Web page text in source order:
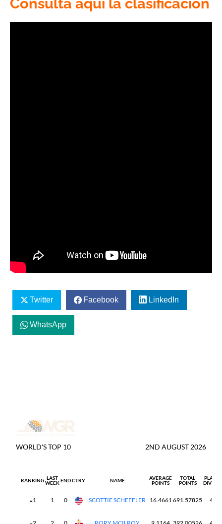
Twitter Facebook LinkedIn
WhatsApp